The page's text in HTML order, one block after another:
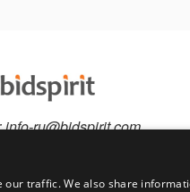
info-ru@bidspirit.com
traffic. We also share